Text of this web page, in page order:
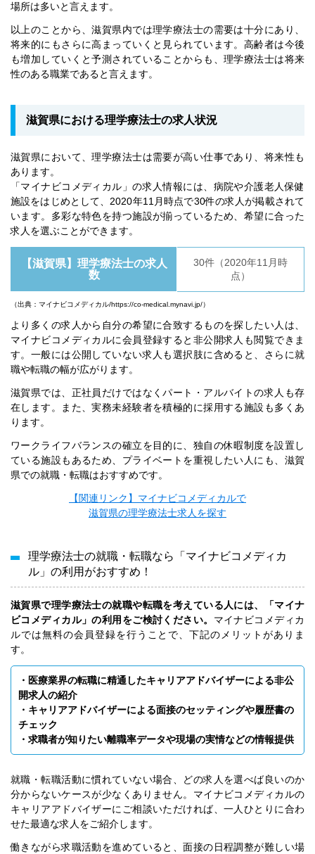
場所は多いと言えます。
以上のことから、滋賀県内では理学療法士の需要は十分にあり、
将来的にもさらに高まっていくと見られています。高齢者は今後
も増加していくと予測されていることからも、理学療法士は将来
性のある職業であると言えます。
滋賀県における理学療法士の求人状況
滋賀県において、理学療法士は需要が高い仕事であり、将来性も
あります。
「マイナビコメディカル」の求人情報には、病院や介護老人保健
施設をはじめとして、2020年11月時点で30件の求人が掲載されて
います。多彩な特色を持つ施設が揃っているため、希望に合った
求人を選ぶことができます。
【滋賀県】理学療法士の求人
数
30件（2020年11月時
点）
（出典：マイナビコメディカル/https://co-medical.mynavi.jp/）
より多くの求人から自分の希望に合致するものを探したい人は、
マイナビコメディカルに会員登録すると非公開求人も閲覧できま
す。一般には公開していない求人も選択肢に含めると、さらに就
職や転職の幅が広がります。
滋賀県では、正社員だけではなくパート・アルバイトの求人も存
在します。また、実務未経験者を積極的に採用する施設も多くあ
ります。
ワークライフバランスの確立を目的に、独自の休暇制度を設置し
ている施設もあるため、プライベートを重視したい人にも、滋賀
県での就職・転職はおすすめです。
【関連リンク】マイナビコメディカルで
滋賀県の理学療法士求人を探す
理学療法士の就職・転職なら「マイナビコメディカ
ル」の利用がおすすめ！
滋賀県で理学療法士の就職や転職を考えている人には、「マイナ
ビコメディカル」の利用をご検討ください。 マイナビコメディカ
ルでは無料の会員登録を行うことで、下記のメリットがありま
す。
・医療業界の転職に精通したキャリアアドバイザーによる非公
開求人の紹介
・キャリアアドバイザーによる面接のセッティングや履歴書の
チェック
・求職者が知りたい離職率データや現場の実情などの情報提供
就職・転職活動に慣れていない場合、どの求人を選べば良いのか
分からないケースが少なくありません。マイナビコメディカルの
キャリアアドバイザーにご相談いただければ、一人ひとりに合わ
せた最適な求人をご紹介します。
働きながら求職活動を進めていると、面接の日程調整が難しい場